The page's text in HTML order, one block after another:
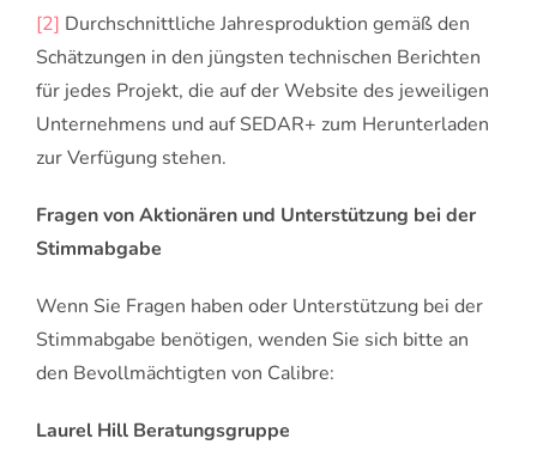
[2] Durchschnittliche Jahresproduktion gemäß den
Schätzungen in den jüngsten technischen Berichten
für jedes Projekt, die auf der Website des jeweiligen
Unternehmens und auf SEDAR+ zum Herunterladen
zur Verfügung stehen.
Fragen von Aktionären und Unterstützung bei der
Stimmabgabe
Wenn Sie Fragen haben oder Unterstützung bei der
Stimmabgabe benötigen, wenden Sie sich bitte an
den Bevollmächtigten von Calibre:
Laurel Hill Beratungsgruppe